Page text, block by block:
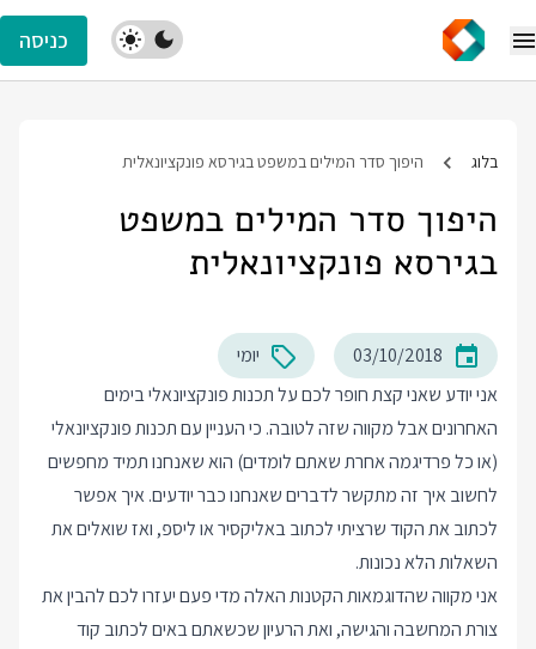
כניסה
בלוג היפוך סדר המילים במשפט בגירסא פונקציונאלית
היפוך סדר המילים במשפט
בגירסא פונקציונאלית
03/10/2018
יומי
אני יודע שאני קצת חופר לכם על תכנות פונקציונאלי בימים
האחרונים אבל מקווה שזה לטובה. כי העניין עם תכנות פונקציונאלי
(או כל פרדיגמה אחרת שאתם לומדים) הוא שאנחנו תמיד מחפשים
לחשוב איך זה מתקשר לדברים שאנחנו כבר יודעים. איך אפשר
לכתוב את הקוד שרציתי לכתוב באליקסיר או ליספ, ואז שואלים את
השאלות הלא נכונות.
אני מקווה שהדוגמאות הקטנות האלה מדי פעם יעזרו לכם להבין את
צורת המחשבה והגישה, ואת הרעיון שכשאתם באים לכתוב קוד